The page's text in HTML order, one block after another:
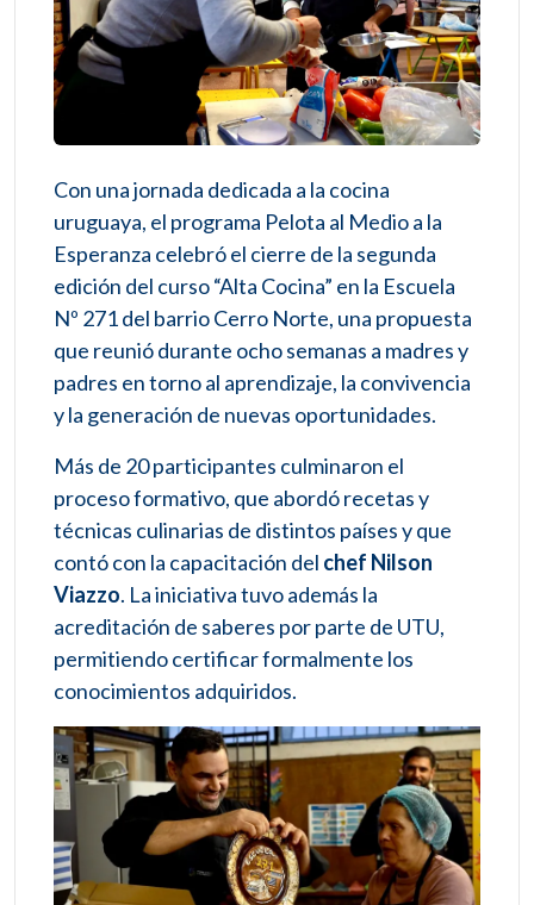
Con una jornada dedicada a la cocina
uruguaya, el programa Pelota al Medio a la
Esperanza celebró el cierre de la segunda
edición del curso “Alta Cocina” en la Escuela
Nº 271 del barrio Cerro Norte, una propuesta
que reunió durante ocho semanas a madres y
padres en torno al aprendizaje, la convivencia
y la generación de nuevas oportunidades.
Más de 20 participantes culminaron el
proceso formativo, que abordó recetas y
técnicas culinarias de distintos países y que
contó con la capacitación del chef Nilson
Viazzo. La iniciativa tuvo además la
acreditación de saberes por parte de UTU,
permitiendo certificar formalmente los
conocimientos adquiridos.